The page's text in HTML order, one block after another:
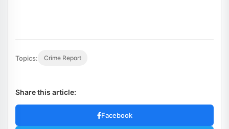
Topics: Crime Report
Share this article:
Facebook